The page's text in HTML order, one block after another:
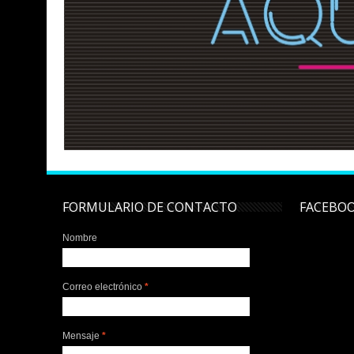
FORMULARIO DE CONTACTO
Nombre
Correo electrónico *
Mensaje *